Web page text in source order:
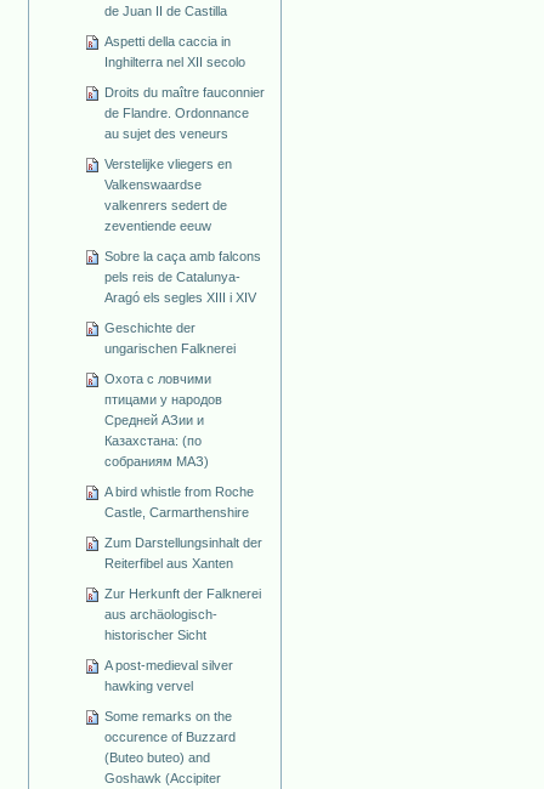
de Juan II de Castilla
Aspetti della caccia in
Inghilterra nel XII secolo
Droits du maître fauconnier
de Flandre. Ordonnance
au sujet des veneurs
Verstelijke vliegers en
Valkenswaardse
valkenrers sedert de
zeventiende eeuw
Sobre la caça amb falcons
pels reis de Catalunya-
Aragó els segles XIII i XIV
Geschichte der
ungarischen Falknerei
Охота с ловчими
птицами у народов
Средней АЗии и
Казахстана: (по
собраниям МАЗ)
A bird whistle from Roche
Castle, Carmarthenshire
Zum Darstellungsinhalt der
Reiterfibel aus Xanten
Zur Herkunft der Falknerei
aus archäologisch-
historischer Sicht
A post-medieval silver
hawking vervel
Some remarks on the
occurence of Buzzard
(Buteo buteo) and
Goshawk (Accipiter